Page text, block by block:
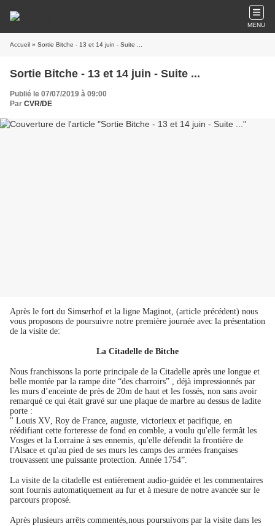
MENU
Accueil » Sortie Bitche - 13 et 14 juin - Suite ...
Sortie Bitche - 13 et 14 juin - Suite ...
Publié le 07/07/2019 à 09:00
Par CVR/DE
Après le fort du Simserhof et la ligne Maginot, (article précédent) nous
vous proposons de poursuivre notre première journée avec la présentation
de la visite de:
La Citadelle de Bitche
Nous franchissons la porte principale de la Citadelle après une longue et
belle montée par la rampe dite “des charroirs” , déjà impressionnés par
les murs d’enceinte de près de 20m de haut et les fossés, non sans avoir
remarqué ce qui était gravé sur une plaque de marbre au dessus de ladite
porte :
" Louis XV, Roy de France, auguste, victorieux et pacifique, en
réédifiant cette forteresse de fond en comble, a voulu qu'elle fermât les
Vosges et la Lorraine à ses ennemis, qu'elle défendit la frontière de
l'Alsace et qu'au pied de ses murs les camps des armées françaises
trouvassent une puissante protection. Année 1754”.
La visite de la citadelle est entièrement audio-guidée et les commentaires
sont fournis automatiquement au fur et à mesure de notre avancée sur le
parcours proposé.
Après plusieurs arrêts commentés,nous poursuivons par la visite dans les